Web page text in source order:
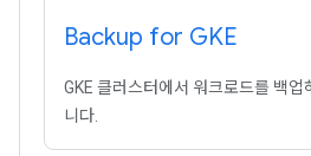
Backup for GKE
GKE 클러스터에서 워크로드를 백업
니다.